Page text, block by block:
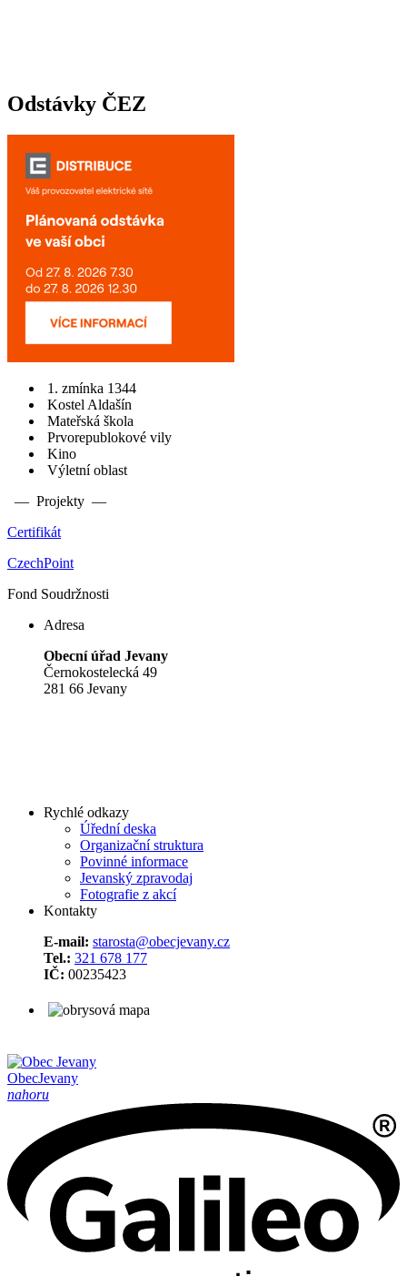
Odstávky ČEZ
1. zmínka 1344
Kostel Aldašín
Mateřská škola
Prvorepublokové vily
Kino
Výletní oblast
— Projekty —
Certifikát
CzechPoint
Fond Soudržnosti
Adresa
Obecní úřad Jevany
Černokostelecká 49
281 66 Jevany
Rychlé odkazy
Úřední deska
Organizační struktura
Povinné informace
Jevanský zpravodaj
Fotografie z akcí
Kontakty
E-mail: starosta@obecjevany.cz
Tel.: 321 678 177
IČ: 00235423
ObecJevany
nahoru